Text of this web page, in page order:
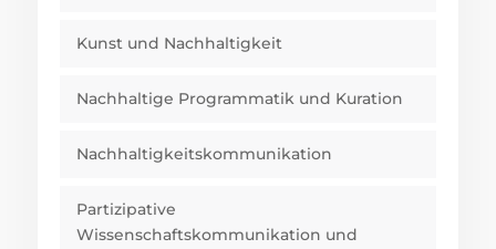
Kunst und Nachhaltigkeit
Nachhaltige Programmatik und Kuration
Nachhaltigkeitskommunikation
Partizipative
Wissenschaftskommunikation und